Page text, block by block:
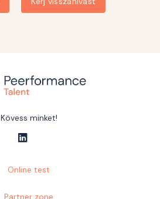
Kövess minket!
Online test
Partner zone